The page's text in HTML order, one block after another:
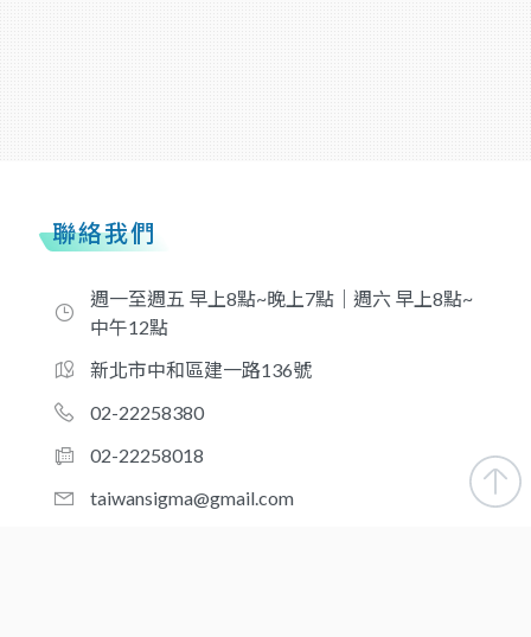
聯絡我們
週一至週五 早上8點~晚上7點｜週六 早上8點~
中午12點
新北市中和區建一路136號
02-22258380
02-22258018
taiwansigma@gmail.com